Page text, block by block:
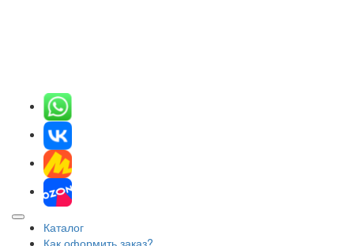
Каталог
Как оформить заказ?